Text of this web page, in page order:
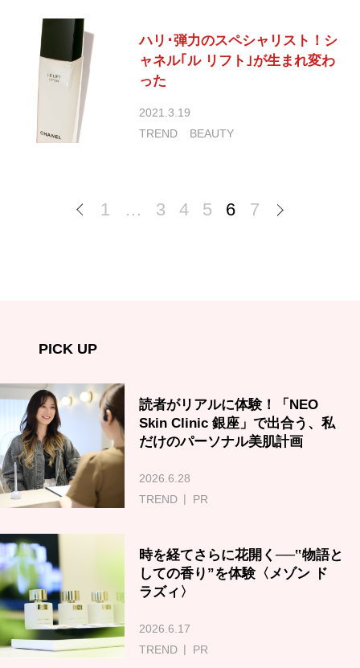
ハリ･弾力のスペシャリスト！シ
ャネル｢ル リフト｣が生まれ変わ
った
2021.3.19
TREND
BEAUTY
1 … 3 4 5 6 7
PICK UP
読者がリアルに体験！「NEO
Skin Clinic 銀座」で出合う、私
だけのパーソナル美肌計画
2026.6.28
TREND
PR
時を経てさらに花開く──‟物語と
しての香り”を体験〈メゾン ド
ラズィ〉
2026.6.17
TREND
PR